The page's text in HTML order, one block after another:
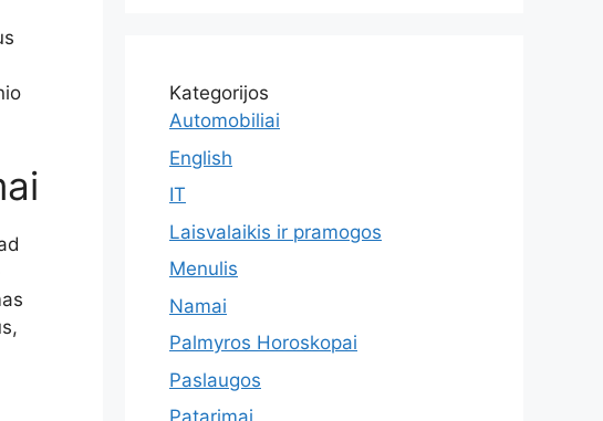
Kategorijos
Automobiliai
English
IT
Laisvalaikis ir pramogos
Menulis
Namai
Palmyros Horoskopai
Paslaugos